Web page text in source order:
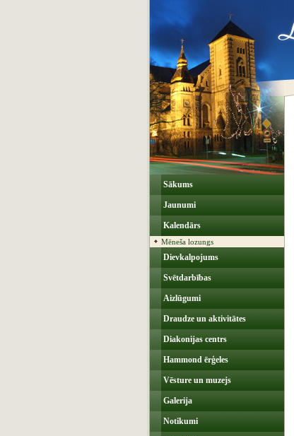
Sākums
Jaunumi
Kalendārs
Mēneša lozungs
Dievkalpojums
Svētdarbības
Aizlūgumi
Draudze un aktivitātes
Diakonijas centrs
Hammond ērģeles
Vēsture un muzejs
Galerija
Notikumi